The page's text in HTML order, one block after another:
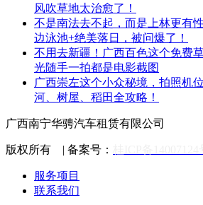
风吹草地太治愈了！
不是南法去不起，而是上林更有
边泳池+绝美落日，被问爆了！
不用去新疆！广西百色这个免费
光随手一拍都是电影截图
广西崇左这个小众秘境，拍照机
河、树屋、稻田全攻略！
广西南宁华骋汽车租赁有限公司
版权所有 | 备案号：
服务项目
联系我们